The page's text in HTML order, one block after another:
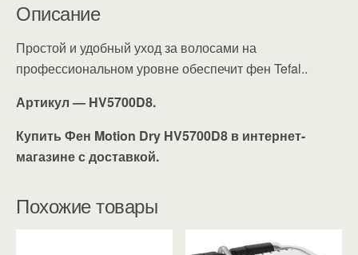
Описание
Простой и удобный уход за волосами на
профессиональном уровне обеспечит фен Tefal..
Артикул — HV5700D8.
Купить Фен Motion Dry HV5700D8 в интернет-
магазине с доставкой.
Похожие товары